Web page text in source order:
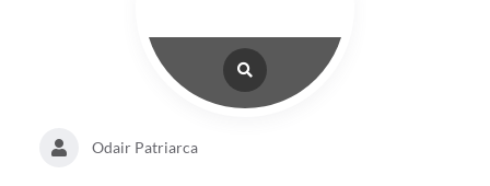
Plano Diretor de Tecnologia da Informação
Odair Patriarca